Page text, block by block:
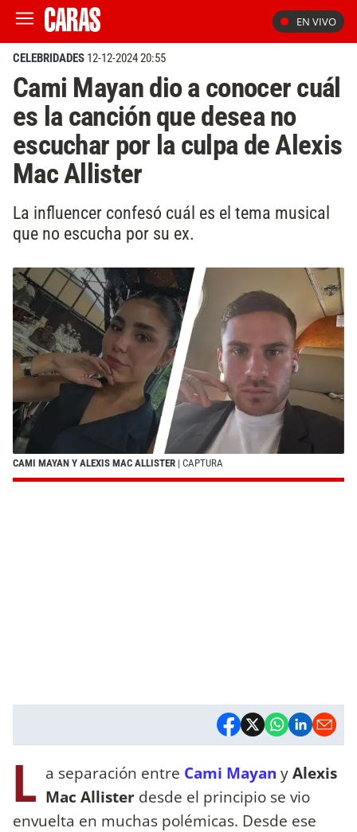
EN VIVO
CELEBRIDADES 12-12-2024 20:55
Cami Mayan dio a conocer cuál
es la canción que desea no
escuchar por la culpa de Alexis
Mac Allister
La influencer confesó cuál es el tema musical
que no escucha por su ex.
CAMI MAYAN Y ALEXIS MAC ALLISTER | CAPTURA
L a separación entre Cami Mayan yAlexis
Mac Allister desde el principio se vio
envuelta en muchas polémicas. Desde ese